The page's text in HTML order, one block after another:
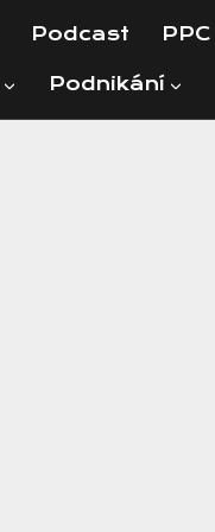
Podcast PPC
Podnikání